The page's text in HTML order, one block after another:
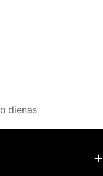
dienas